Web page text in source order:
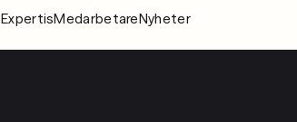
ExpertisMedarbetareNyheter